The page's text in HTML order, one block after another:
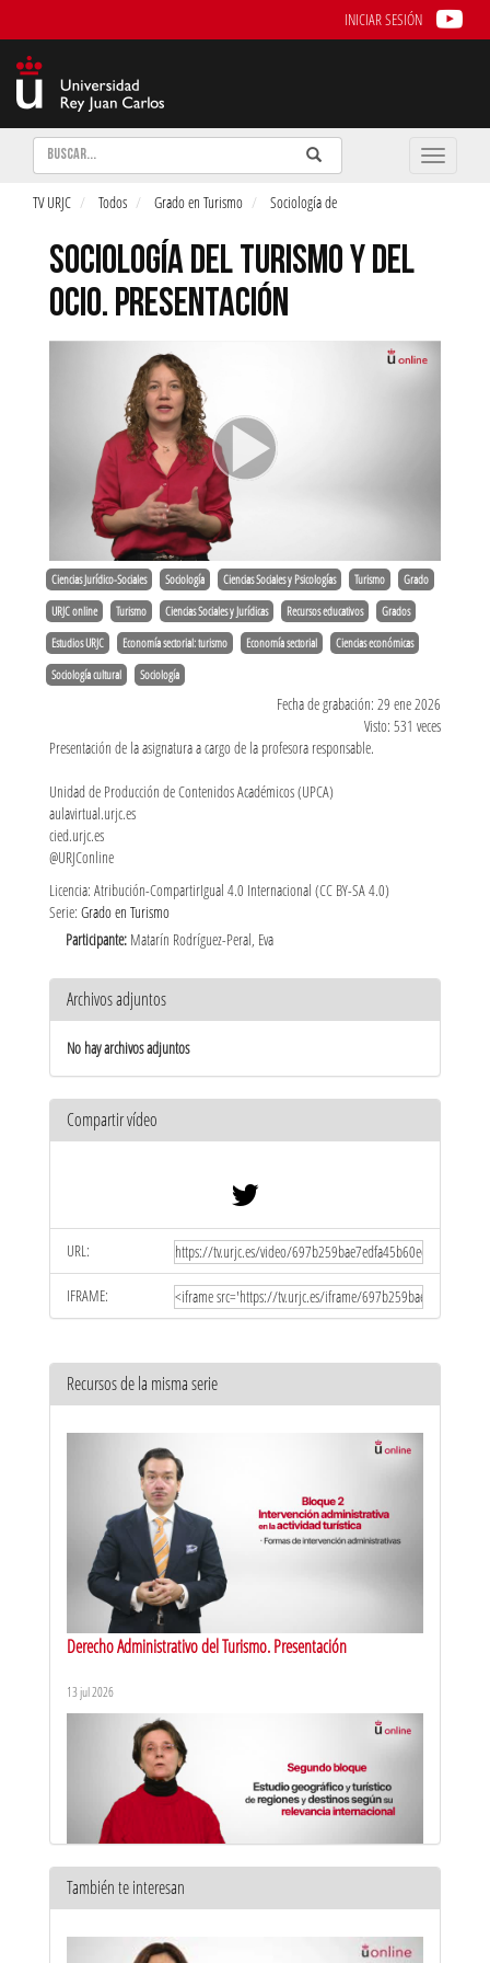
INICIAR SESIÓN
Buscar Enviar
Buscar
Toggle
TV URJC Todos Grado en Turismo Sociología de
SOCIOLOGÍA DEL TURISMO Y DEL
OCIO. PRESENTACIÓN
Ciencias Jurídico-Sociales Sociología Ciencias Sociales y Psicologías Turismo Grado
URJC online Turismo Ciencias Sociales y Jurídicas Recursos educativos Grados
Estudios URJC Economía sectorial: turismo Economía sectorial Ciencias económicas
Sociología cultural Sociología
Fecha de grabación: 29 ene 2026
Visto: 531 veces
Presentación de la asignatura a cargo de la profesora responsable.
Unidad de Producción de Contenidos Académicos (UPCA)
aulavirtual.urjc.es
cied.urjc.es
@URJConline
Licencia: Atribución-CompartirIgual 4.0 Internacional (CC BY-SA 4.0)
Serie: Grado en Turismo
Participante: Matarín Rodríguez-Peral, Eva
Archivos adjuntos
No hay archivos adjuntos
Compartir vídeo
URL:
IFRAME:
Recursos de la misma serie
Derecho Administrativo del Turismo. Presentación
13 jul 2026
También te interesan